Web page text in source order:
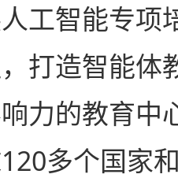
工智能专项
打造智能体
力的教育中
多个国家